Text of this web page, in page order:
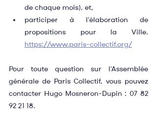
de chaque mois), et,
participer à l'élaboration de
https://www.paris-collectif.org/
Pour toute question sur l'Assemblée
générale de Paris Collectif, vous pouvez
contacter Hugo Mosneron-Dupin : 07 82
92 21 18.